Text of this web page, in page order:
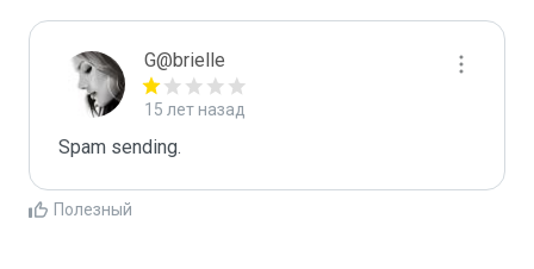
G@brielle
15 лет назад
Spam sending.
Полезный